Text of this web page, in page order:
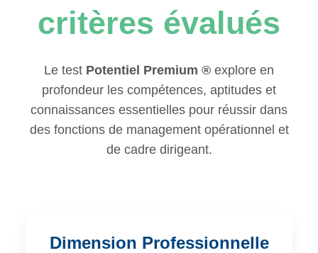
critères évalués
Le test Potentiel Premium ® explore en
profondeur les compétences, aptitudes et
connaissances essentielles pour réussir dans
des fonctions de management opérationnel et
de cadre dirigeant.
Dimension Professionnelle